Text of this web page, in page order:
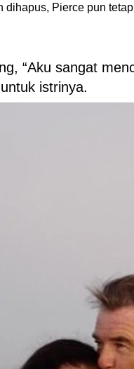
dihapus, Pierce pun
“Aku sangat
istrinya.